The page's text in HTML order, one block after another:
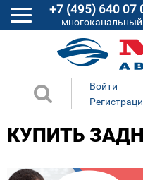
+7 (495) 640 07
многоканальный
Войти
КУПИТЬ